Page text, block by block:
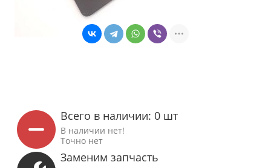
Всего в наличии: 0 шт
В наличии нет!
Точно нет
Заменим запчасть